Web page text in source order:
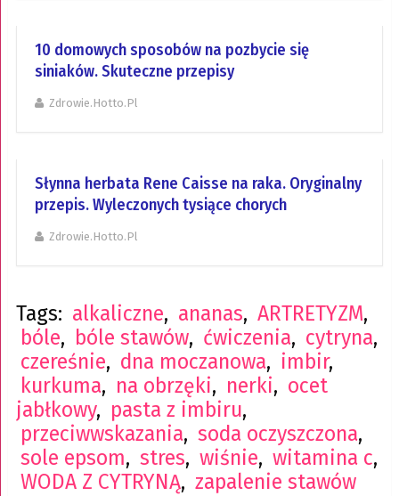
10 domowych sposobów na pozbycie się
siniaków. Skuteczne przepisy
Zdrowie.hotto.pl
Słynna herbata Rene Caisse na raka. Oryginalny
przepis. Wyleczonych tysiące chorych
Zdrowie.hotto.pl
Tags: alkaliczne, ananas, ARTRETYZM,
bóle, bóle stawów, ćwiczenia, cytryna,
czereśnie, dna moczanowa, imbir,
kurkuma, na obrzęki, nerki, ocet
jabłkowy, pasta z imbiru,
przeciwwskazania, soda oczyszczona,
sole epsom, stres, wiśnie, witamina c,
WODA Z CYTRYNĄ, zapalenie stawów